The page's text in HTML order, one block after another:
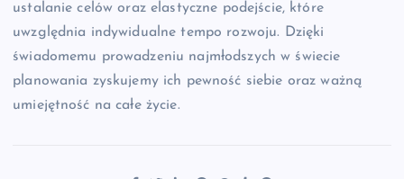
ustalanie celów oraz elastyczne podejście, które
uwzględnia indywidualne tempo rozwoju. Dzięki
świadomemu prowadzeniu najmłodszych w świecie
planowania zyskujemy ich pewność siebie oraz ważną
umiejętność na całe życie.